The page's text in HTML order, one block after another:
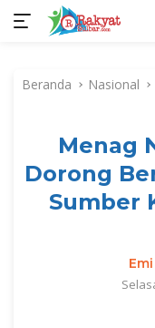
kontenBeranda Nasional
Menag
Dorong
Sumber